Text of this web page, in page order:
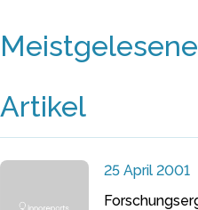
Meistgelesene
Artikel
25 April 2001